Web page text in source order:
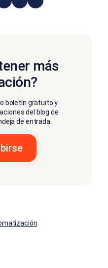
más
boletín gratuito y
del blog de
de entrada.